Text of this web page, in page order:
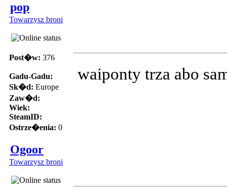
pop
Towarzysz broni
Post�w: 376
Gadu-Gadu:
Sk�d: Europe
Zaw�d:
Wiek:
SteamID:
Ostrze�enia: 0
waiponty trza abo
Ogoor
Towarzysz broni